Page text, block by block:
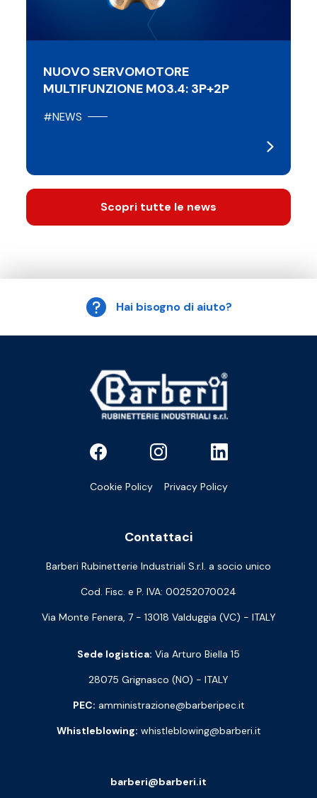
NUOVO SERVOMOTORE
MULTIFUNZIONE M03.4: 3P+2P
#NEWS
Scopri tutte le news
Hai bisogno di aiuto?
Cookie Policy Privacy Policy
Contattaci
Barberi Rubinetterie Industriali S.r.l. a socio unico
Cod. Fisc. e P. IVA: 00252070024
Via Monte Fenera, 7 - 13018 Valduggia (VC) - ITALY
Sede logistica: Via Arturo Biella 15
28075 Grignasco (NO) - ITALY
PEC: amministrazione@barberipec.it
Whistleblowing: whistleblowing@barberi.it
barberi@barberi.it